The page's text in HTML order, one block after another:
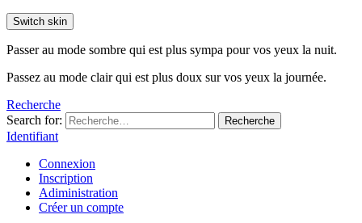
Switch skin
Passer au mode sombre qui est plus sympa pour vos yeux la nuit.
Passez au mode clair qui est plus doux sur vos yeux la journée.
Recherche
Search for:
Recherche
Identifiant
Connexion
Inscription
Adiministration
Créer un compte